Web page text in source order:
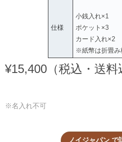
仕様
小銭入れ×1
ポケット×3
カード入れ×2
※紙幣は折畳み
¥15,400（税込・送料
※名入れ不可
ノイジャパン で